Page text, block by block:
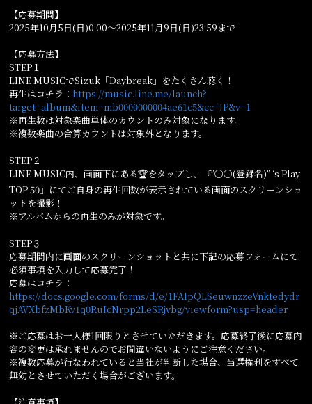
【応募期間】
2025年10月5日(日)0:00〜2025年11月9日(日)23:59まで
【応募方法】
STEP１
LINE MUSICでSizuk「Daybreak」をたくさん聴く！
再生はコチラ：https://music.line.me/launch?
target=album&item=mb0000000004ae61c5&cc=JP&v=1
※再生数は対象楽曲単体のカウントのみ対象になります。
※複数楽曲の合算カウントは対象外となります。
STEP２
LINE MUSIC内、画面下にある🏆をタップし、『”〇〇(登録名)” ‘s Play
TOP 50』にてご自身の再生回数が表示されている画面のスクリーンショ
ットを撮影！
※アルバムからの再生のみが対象です。
STEP３
応募期間内に画面のスクリーンショットと共に下記の応募フォームにて
必須事項を入力して応募完了！
応募はコチラ：
https://docs.google.com/forms/d/e/1FAIpQLSeuwnzzeVnktedydr
qjAVXbfzMbKv1q0RuIcNrpp2LeSRjvbg/viewform?usp=header
※ご応募はお一人様1回限りとさせていただきます。応募終了後に応募内
容の変更は承れませんのでお間違いないようにご注意ください。
※複数応募が行なわれていると当社が判断した場合、当選権利をすべて
無効とさせていただく場合がございます。